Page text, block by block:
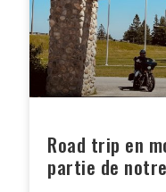
Road trip en
partie de